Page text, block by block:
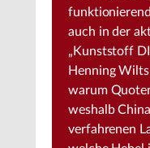
auch in der
„Kunststoff
Henning
warum
weshalb
verfahrenen